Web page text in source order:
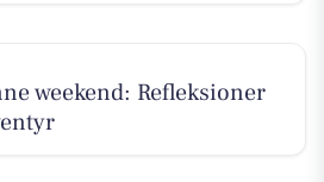
weekend: Refleksioner